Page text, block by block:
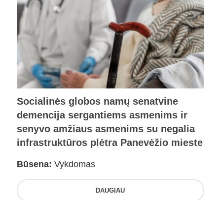
Socialinės globos namų senatvine
demencija sergantiems asmenims ir
senyvo amžiaus asmenims su negalia
infrastruktūros plėtra Panevėžio mieste
Būsena: Vykdomas
DAUGIAU